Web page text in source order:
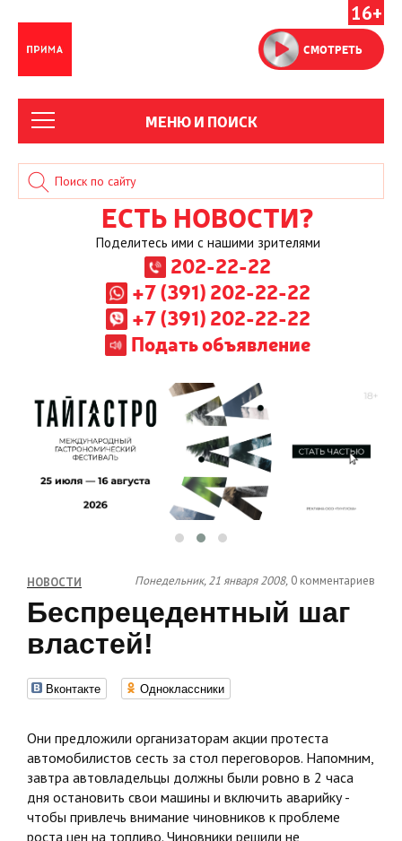
16+
СМОТРЕТЬ
МЕНЮ И ПОИСК
ЕСТЬ НОВОСТИ?
Поделитесь ими с нашими зрителями
202-22-22
+7 (391) 202-22-22
+7 (391) 202-22-22
Подать объявление
НОВОСТИ Понедельник, 21 января 2008, 0 комментариев
Беспрецедентный шаг
властей!
Вконтакте Одноклассники
Они предложили организаторам акции протеста
автомобилистов сесть за стол переговоров. Напомним,
завтра автовладельцы должны были ровно в 2 часа
дня остановить свои машины и включить аварийку -
чтобы привлечь внимание чиновников к проблеме
роста цен на топливо. Чиновники решили не